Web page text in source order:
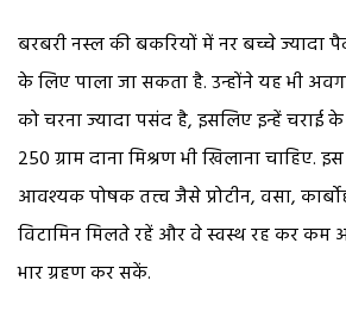
बरबरी नस्ल की बकरियों में नर बच्चे ज्यादा
के लिए पाला जा सकता है. उन्होंने यह भी
को चरना ज्यादा पसंद है, इसलिए इन्हें चराई के
250 ग्राम दाना मिश्रण भी खिलाना चाहिए.
आवश्यक पोषक तत्त्व जैसे प्रोटीन, वसा,
विटामिन मिलते रहें और वे स्वस्थ रह कर कम
भार ग्रहण कर सकें.